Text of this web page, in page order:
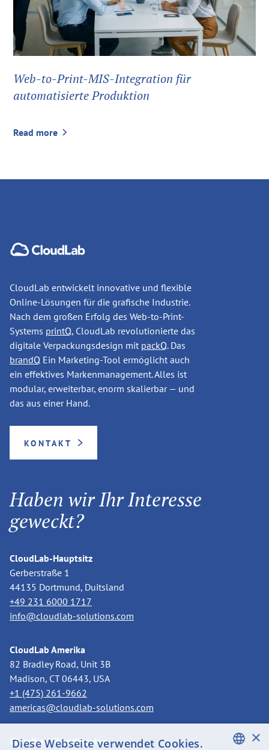
Web-to-Print-MIS-Integration für
automatisierte Produktion
Read more
CloudLab entwickelt innovative und flexible
Online-Lösungen für die grafische Industrie.
Nach dem großen Erfolg des Web-to-Print-
Systems printQ, CloudLab revolutionierte das
digitale Verpackungsdesign mit packQ. Das
brandQ Ein Marketing-Tool ermöglicht auch
ein effektives Markenmanagement. Alles ist
modular, erweiterbar, enorm skalierbar — und
das aus einer Hand.
KONTAKT
Haben wir Ihr Interesse
geweckt?
CloudLab-Hauptsitz
Gerberstraße 1
44135 Dortmund, Duitsland
+49 231 6000 1717
info@cloudlab-solutions.com
CloudLab Amerika
82 Bradley Road, Unit 3B
Madison, CT 06443, USA
+1 (475) 261-9662
americas@cloudlab-solutions.com
CloudLab Skandinavien
×
Diese Webseite verwendet Cookies.